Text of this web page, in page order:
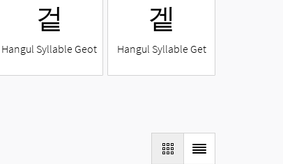
겉
Hangul Syllable Geot
겥
Hangul Syllable Get